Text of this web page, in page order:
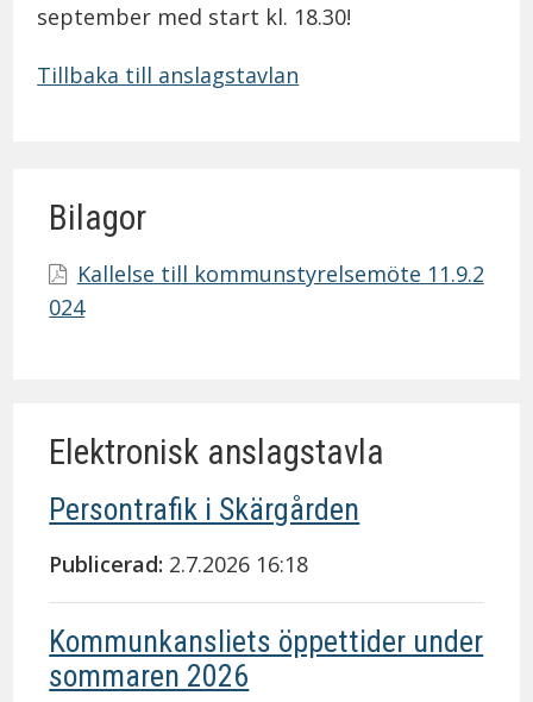
september med start kl. 18.30!
Tillbaka till anslagstavlan
Bilagor
Kallelse till kommunstyrelsemöte 11.9.2
024
Elektronisk anslagstavla
Persontrafik i Skärgården
Publicerad: 2.7.2026 16:18
Kommunkansliets öppettider under
sommaren 2026